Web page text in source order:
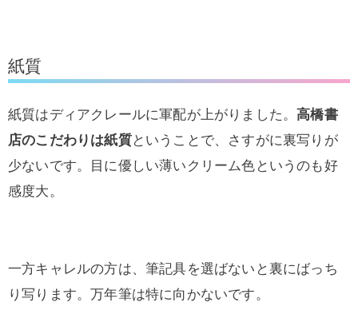
紙質
紙質はディアクレールに軍配が上がりました。高橋書
店のこだわりは紙質ということで、さすがに裏写りが
少ないです。目に優しい薄いクリーム色というのも好
感度大。
一方キャレルの方は、筆記具を選ばないと裏にばっち
り写ります。万年筆は特に向かないです。